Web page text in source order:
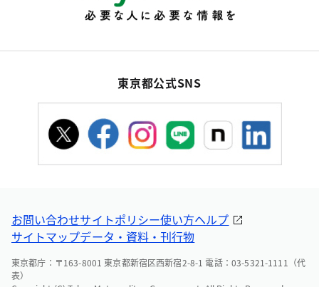
東京都公式SNS
お問い合わせサイトポリシー使い方ヘルプ
サイトマップデータ・資料・刊行物
東京都庁：〒163-8001 東京都新宿区西新宿2-8-1 電話：03-5321-1111（代
表）